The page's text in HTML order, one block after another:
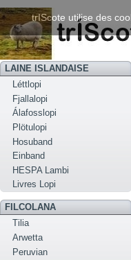
LAINE ISLANDAISE
Léttlopi
Fjallalopi
Álafosslopi
Plötulopi
Hosuband
Einband
HESPA Lambi
Livres Lopi
FILCOLANA
Tilia
Arwetta
Peruvian
trIScote utilise des